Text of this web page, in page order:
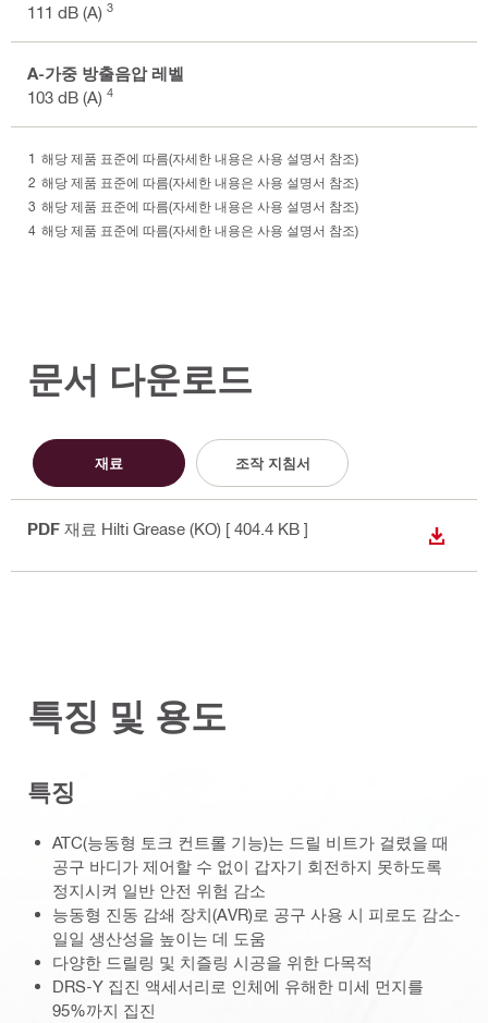
111 dB (A) 3
A-가중 방출음압 레벨
103 dB (A) 4
해당 제품 표준에 따름(자세한 내용은 사용 설명서 참조)
해당 제품 표준에 따름(자세한 내용은 사용 설명서 참조)
해당 제품 표준에 따름(자세한 내용은 사용 설명서 참조)
해당 제품 표준에 따름(자세한 내용은 사용 설명서 참조)
문서 다운로드
재료 조작 지침서
PDF 재료 Hilti Grease (KO) [ 404.4 KB ]
다운로
특징 및 용도
특징
ATC(능동형 토크 컨트롤 기능)는 드릴 비트가 걸렸을 때
공구 바디가 제어할 수 없이 갑자기 회전하지 못하도록
정지시켜 일반 안전 위험 감소
능동형 진동 감쇄 장치(AVR)로 공구 사용 시 피로도 감소-
일일 생산성을 높이는 데 도움
다양한 드릴링 및 치즐링 시공을 위한 다목적
DRS-Y 집진 액세서리로 인체에 유해한 미세 먼지를
95%까지 집진